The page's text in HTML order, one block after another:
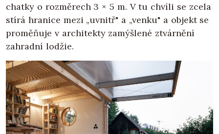
chatky o rozměrech 3 × 5 m. V tu chvíli se zcela
stírá hranice mezi „uvnitř" a „venku" a objekt se
proměňuje v architekty zamýšlené ztvárnění
zahradní lodžie.